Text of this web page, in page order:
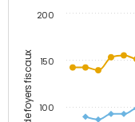
100
150
200